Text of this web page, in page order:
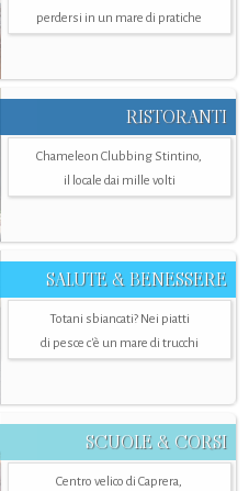
perdersi in un mare di pratiche
RISTORANTI
Chameleon Clubbing Stintino,
il locale dai mille volti
SALUTE & BENESSERE
Totani sbiancati? Nei piatti
di pesce c'è un mare di trucchi
SCUOLE & CORSI
Centro velico di Caprera,